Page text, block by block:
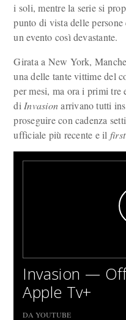
i soli, mentre la serie si
punto di vista delle
un evento così devastante.
Girata a New York,
una delle tante vittime del
per mesi, ma ora i primi tre
di Invasionarrivano tutti
proseguire con cadenza
ufficiale più recente e il
Invasion —
Apple Tv+
DA YOUTUBE